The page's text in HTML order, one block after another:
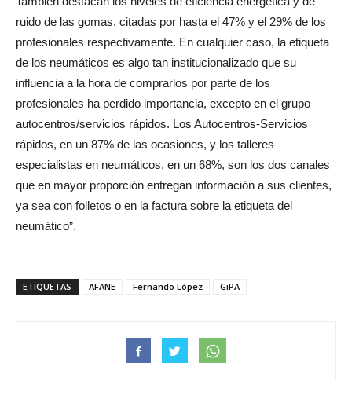
ruido de las gomas, citadas por hasta el 47% y el 29% de los
profesionales respectivamente. En cualquier caso, la etiqueta
de los neumáticos es algo tan institucionalizado que su
influencia a la hora de comprarlos por parte de los
profesionales ha perdido importancia, excepto en el grupo
autocentros/servicios rápidos. Los Autocentros-Servicios
rápidos, en un 87% de las ocasiones, y los talleres
especialistas en neumáticos, en un 68%, son los dos canales
que en mayor proporción entregan información a sus clientes,
ya sea con folletos o en la factura sobre la etiqueta del
neumático”.
ETIQUETAS AFANE Fernando López GiPA